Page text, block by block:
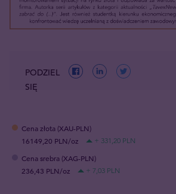
PODZIEL
SIĘ
Cena złota (XAU-PLN)
16149,20 PLN/oz
+ 331,20 PLN
Cena srebra (XAG-PLN)
236,43 PLN/oz
+ 7,03 PLN